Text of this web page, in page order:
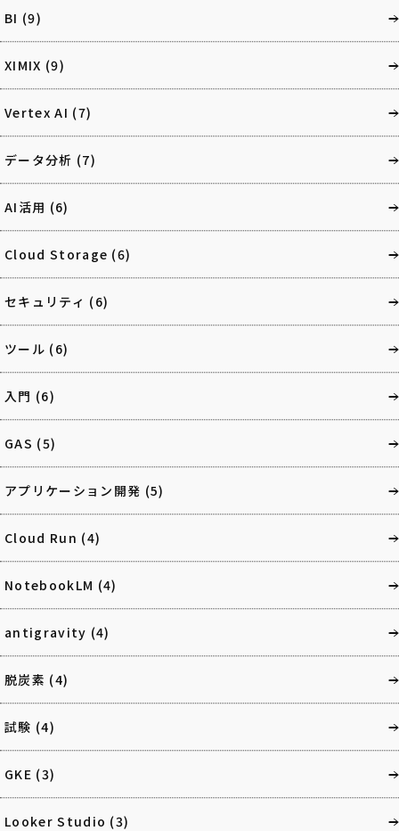
BI (9)
XIMIX (9)
Vertex AI (7)
データ分析 (7)
AI活用 (6)
Cloud Storage (6)
セキュリティ (6)
ツール (6)
入門 (6)
GAS (5)
アプリケーション開発 (5)
Cloud Run (4)
NotebookLM (4)
antigravity (4)
脱炭素 (4)
試験 (4)
GKE (3)
Looker Studio (3)